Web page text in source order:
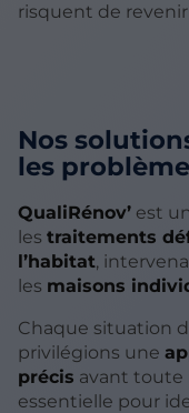
risquent de
Nos
les
QualiRénov’ est
les traitements
l’habitat,
les maisons
Chaque situation
privilégions une
précis avant toute
essentielle pour